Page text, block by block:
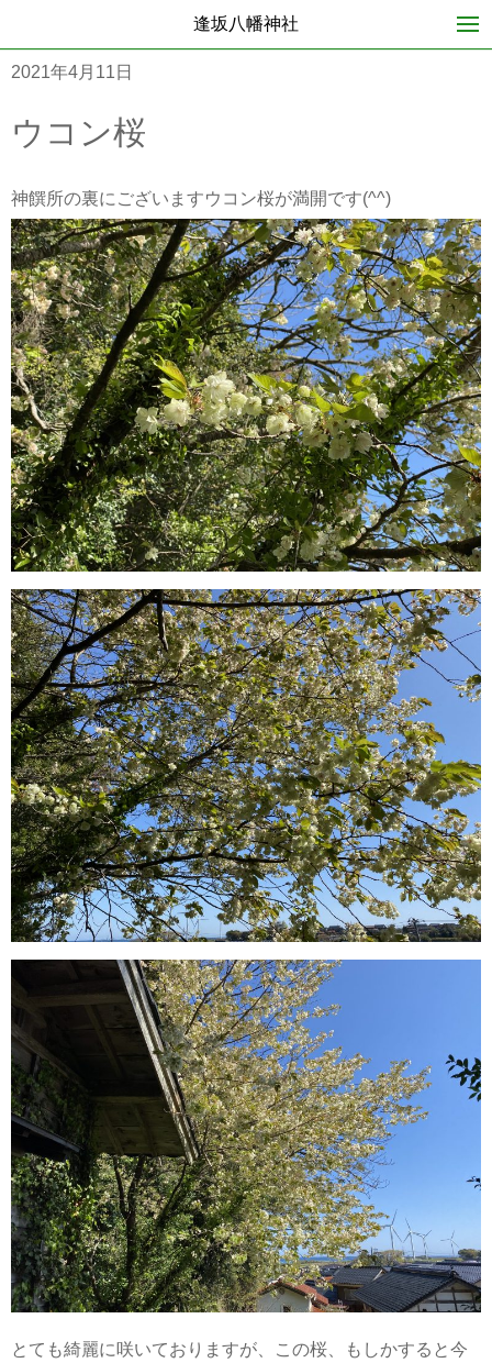
逢坂八幡神社
2021年4月11日
ウコン桜
神饌所の裏にございますウコン桜が満開です(^^)
とても綺麗に咲いておりますが、この桜、もしかすると今